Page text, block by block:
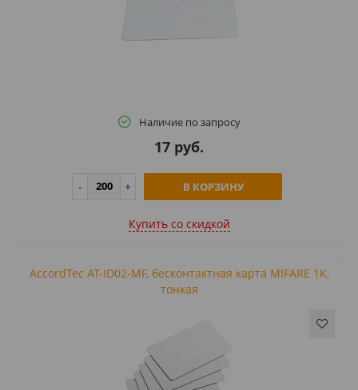
Наличие по запросу
17 руб.
В КОРЗИНУ
Купить cо скидкой
AccordTec AT-ID02-MF, бесконтактная карта MIFARE 1K,
тонкая